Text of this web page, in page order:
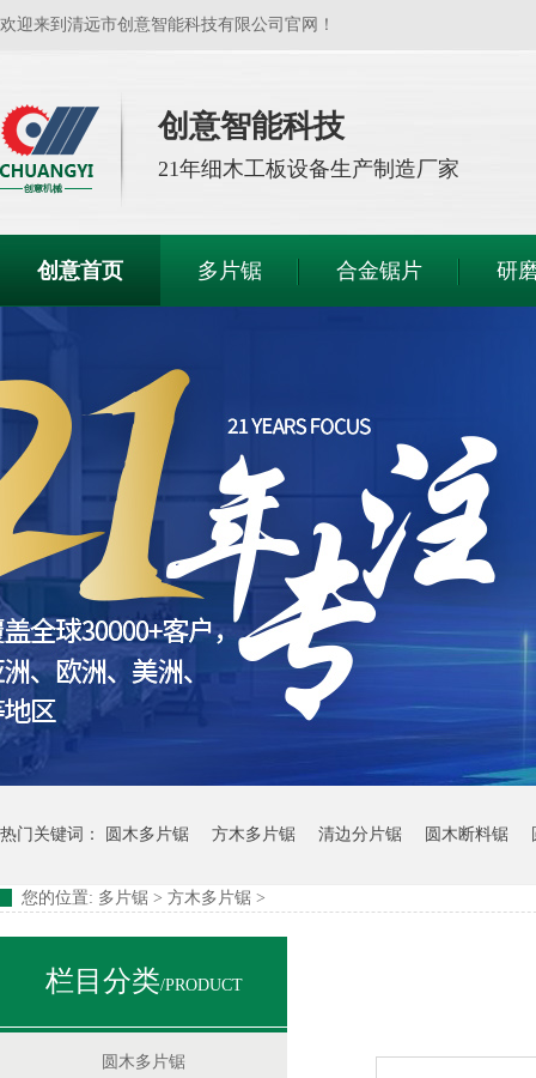
欢迎来到清远市创意智能科技有限公司官网！
创意智能科技
21年细木工板设备生产制造厂家
创意首页 多片锯 合金锯片 研
热门关键词： 圆木多片锯 方木多片锯 清边分片锯 圆木断料锯
您的位置: 多片锯 > 方木多片锯 >
栏目分类/PRODUCT
圆木多片锯